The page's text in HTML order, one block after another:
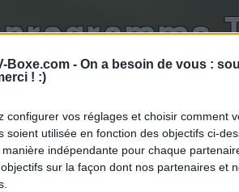
Boxe.com - On a besoin de vous :
! :)
configurer vos réglages et choisir comment
soient utilisée en fonction des objectifs ci-
indépendante pour chaque
sur la façon dont nos partenaires et
des
France